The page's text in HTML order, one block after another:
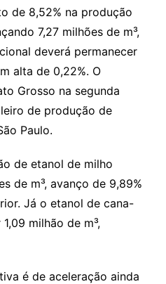
de 8,52% na produção
7,27 milhões de m³,
deverá permanecer
alta de 0,22%. O
Grosso na segunda
de produção de
Paulo.
de etanol de milho
de m³, avanço de 9,89%
Já o etanol de cana-
milhão de m³,
é de aceleração ainda